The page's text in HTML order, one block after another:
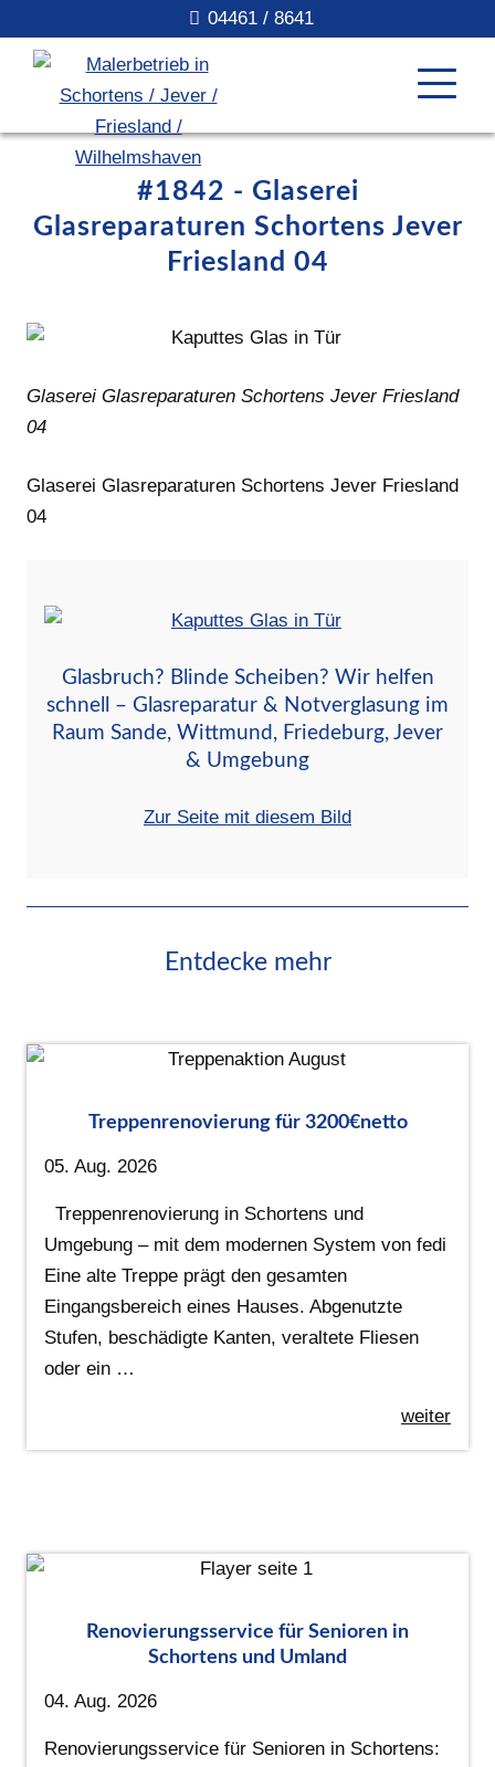
04461 / 8641
#1842 - Glaserei
Glasreparaturen Schortens Jever
Friesland 04
Glaserei Glasreparaturen Schortens Jever Friesland
04
Glaserei Glasreparaturen Schortens Jever Friesland
04
Glasbruch? Blinde Scheiben? Wir helfen
schnell – Glasreparatur & Notverglasung im
Raum Sande, Wittmund, Friedeburg, Jever
& Umgebung
Zur Seite mit diesem Bild
Entdecke mehr
Treppenrenovierung für 3200€netto
05. Aug. 2026
Treppenrenovierung in Schortens und
Umgebung – mit dem modernen System von fedi
Eine alte Treppe prägt den gesamten
Eingangsbereich eines Hauses. Abgenutzte
Stufen, beschädigte Kanten, veraltete Fliesen
oder ein …
weiter
Renovierungsservice für Senioren in
Schortens und Umland
04. Aug. 2026
Renovierungsservice für Senioren in Schortens: